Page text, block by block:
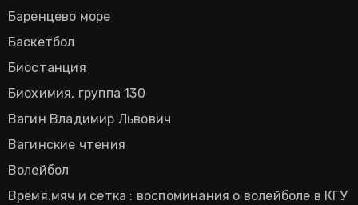
Баренцево море
Баскетбол
Биостанция
Биохимия, группа 130
Вагин Владимир Львович
Вагинские чтения
Волейбол
Время.мяч и сетка : воспоминания о волейболе в КГУ